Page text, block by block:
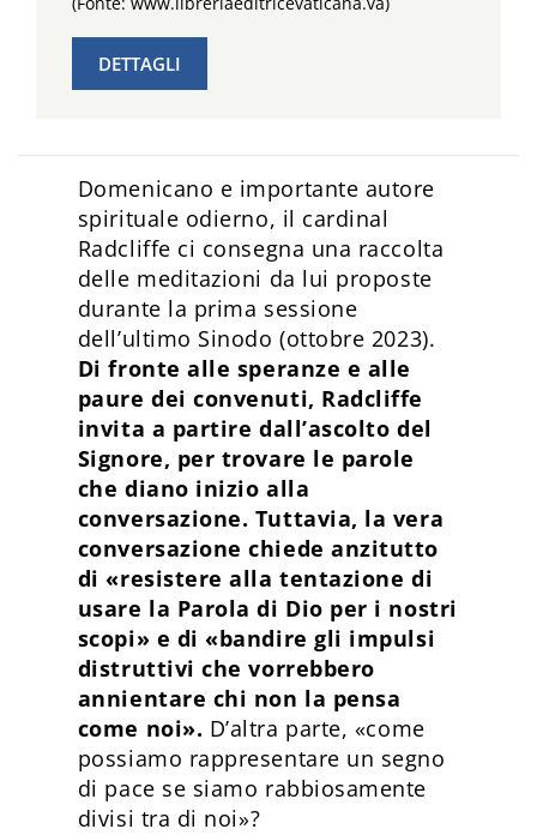
DETTAGLI
Domenicano e importante autore
spirituale odierno, il cardinal
Radcliffe ci consegna una raccolta
delle meditazioni da lui proposte
durante la prima sessione
dell’ultimo Sinodo (ottobre 2023).
Di fronte alle speranze e alle
paure dei convenuti, Radcliffe
invita a partire dall’ascolto del
Signore, per trovare le parole
che diano inizio alla
conversazione. Tuttavia, la vera
conversazione chiede anzitutto
di «resistere alla tentazione di
usare la Parola di Dio per i nostri
scopi» e di «bandire gli impulsi
distruttivi che vorrebbero
annientare chi non la pensa
come noi». D’altra parte, «come
possiamo rappresentare un segno
di pace se siamo rabbiosamente
divisi tra di noi»?